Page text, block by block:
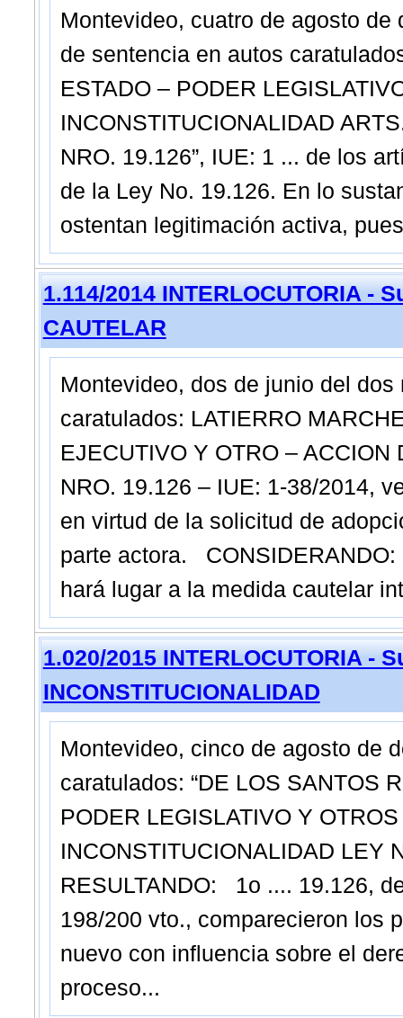
Montevideo, cuatro de agosto
de sentencia en autos
ESTADO – PODER
INCONSTITUCIONALIDAD
NRO. 19.126”, IUE: 1 ... de los
de la Ley No. 19.126. En lo
ostentan legitimación activa,
1.114/2014 INTERLOCUTORIA -
CAUTELAR
Montevideo, dos de junio del
caratulados: LATIERRO
EJECUTIVO Y OTRO –
NRO. 19.126 – IUE: 1-38/2014,
en virtud de la solicitud de
parte actora.
hará lugar a la medida cautelar
1.020/2015 INTERLOCUTORIA -
INCONSTITUCIONALIDAD
Montevideo, cinco de agosto
caratulados: “DE LOS SANTOS
PODER LEGISLATIVO Y
INCONSTITUCIONALIDAD LEY
RESULTANDO: 1o .... 19.126,
198/200 vto., comparecieron los
nuevo con influencia sobre el
proceso...